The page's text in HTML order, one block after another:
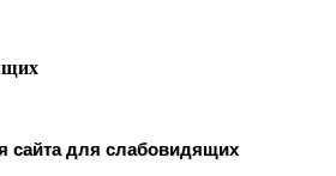
сайта для слабовидящих